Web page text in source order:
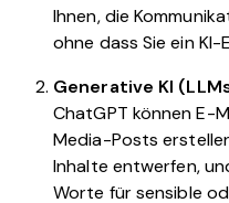
Ihnen, die
ohne dass Sie ein KI-
Generative KI
ChatGPT können E-
Media-Posts
Inhalte entwerfen,
Worte für sensible